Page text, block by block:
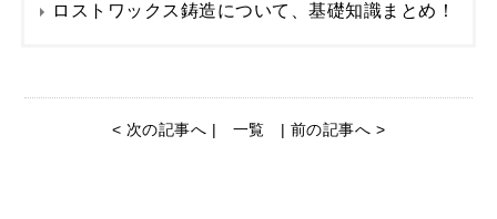
ロストワックス鋳造について、基礎知識まとめ！
< 次の記事へ | 一覧 | 前の記事へ >